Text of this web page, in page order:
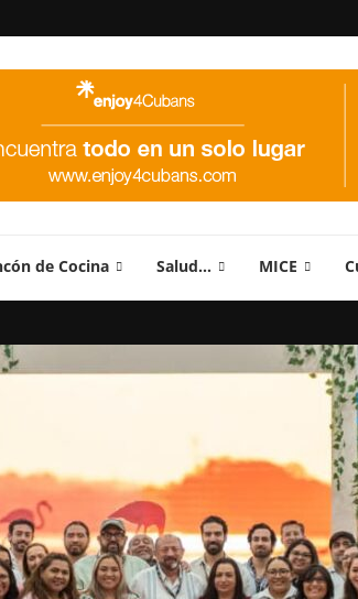
de Cocina Salud… MICE